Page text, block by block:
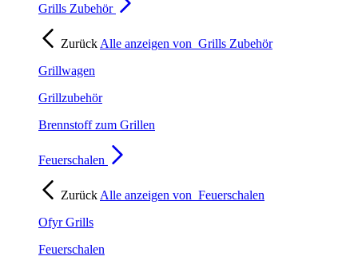
Grills Zubehör
Zurück Alle anzeigen von Grills Zubehör
Grillwagen
Grillzubehör
Brennstoff zum Grillen
Feuerschalen
Zurück Alle anzeigen von Feuerschalen
Ofyr Grills
Feuerschalen